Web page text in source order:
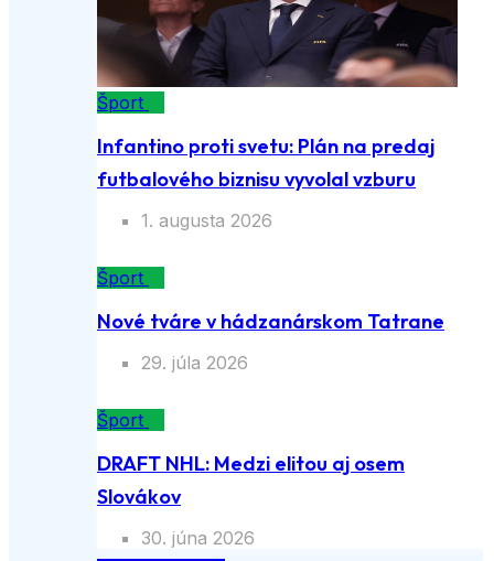
Šport
Infantino proti svetu: Plán na predaj
futbalového biznisu vyvolal vzburu
1. augusta 2026
Šport
Nové tváre v hádzanárskom Tatrane
29. júla 2026
Šport
DRAFT NHL: Medzi elitou aj osem
Slovákov
30. júna 2026